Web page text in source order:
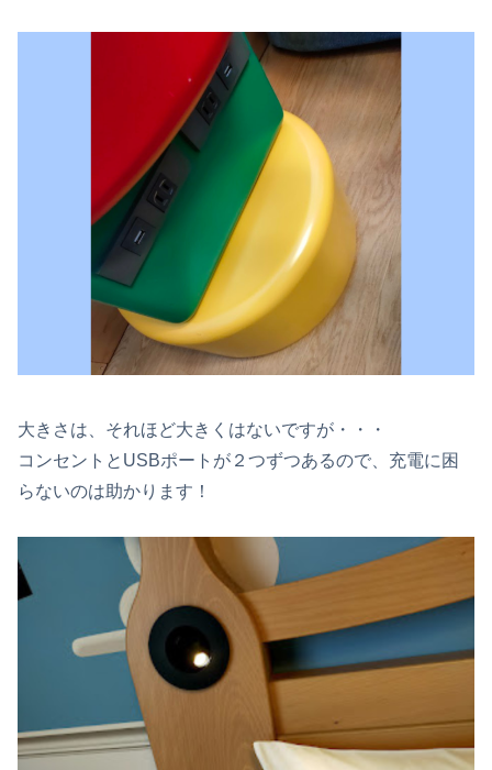
大きさは、それほど大きくはないですが・・・
コンセントとUSBポートが２つずつあるので、充電に困
らないのは助かります！